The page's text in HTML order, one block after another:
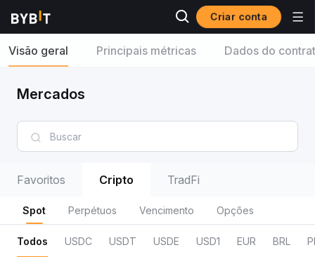
Criar conta
Visão geral Principais métricas Dados do
Mercados
Favoritos Cripto TradFi
Spot Perpétuos Vencimento Opções
Todos USDC USDT USDE USD1 EUR BRL